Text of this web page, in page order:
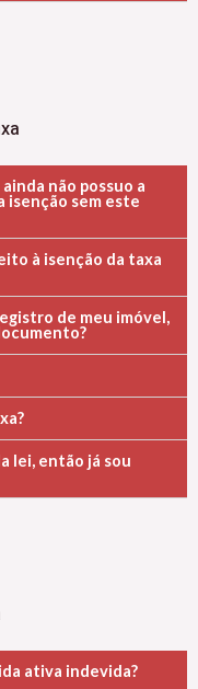
não possuo a
isenção sem este
à isenção da taxa
de meu imóvel,
lei, então já sou
ativa indevida?